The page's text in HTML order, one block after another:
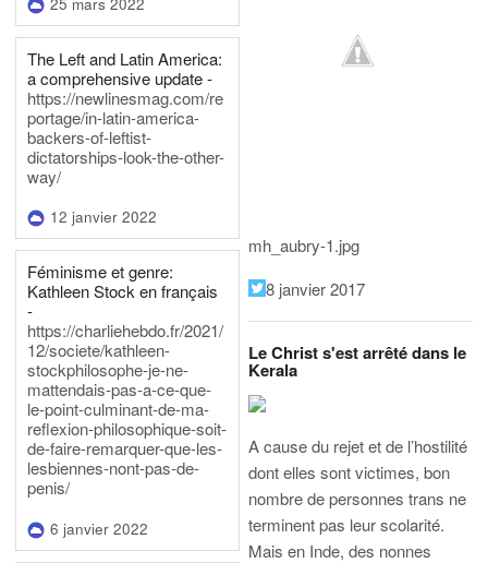
The Left and Latin America:
a comprehensive update -
https://newlinesmag.com/re
portage/in-latin-america-
backers-of-leftist-
dictatorships-look-the-other-
way/
12 janvier 2022
Féminisme et genre:
Kathleen Stock en français
-
https://charliehebdo.fr/2021/
12/societe/kathleen-
stockphilosophe-je-ne-
mattendais-pas-a-ce-que-
le-point-culminant-de-ma-
reflexion-philosophique-soit-
de-faire-remarquer-que-les-
lesbiennes-nont-pas-de-
penis/
6 janvier 2022
mh_aubry-1.jpg
8 janvier 2017
Le Christ s'est arrêté dans le
Kerala
A cause du rejet et de l’hostilité
dont elles sont victimes, bon
nombre de personnes trans ne
terminent pas leur scolarité.
Mais en Inde, des nonnes